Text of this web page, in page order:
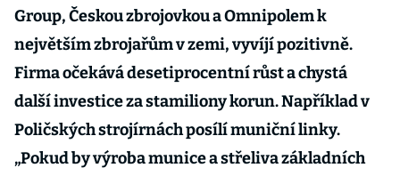
Group, Českou zbrojovkou a Omnipolem k
největším zbrojařům v zemi, vyvíjí pozitivně.
Firma očekává desetiprocentní růst a chystá
další investice za stamiliony korun. Například v
Poličských strojírnách posílí muniční linky.
„Pokud by výroba munice a střeliva základních